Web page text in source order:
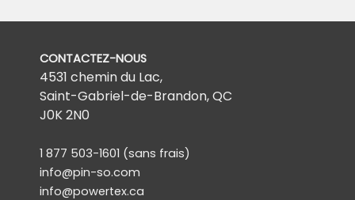
CONTACTEZ-NOUS
4531 chemin du Lac,
Saint-Gabriel-de-Brandon, QC
J0K 2N0
1 877 503-1601 (sans frais)
info@pin-so.com
info@powertex.ca